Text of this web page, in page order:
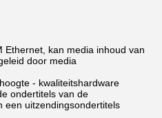
Ethernet, kan media inhoud van
door media
- kwaliteitshardware
ondertitels van de
een uitzendingsondertitels